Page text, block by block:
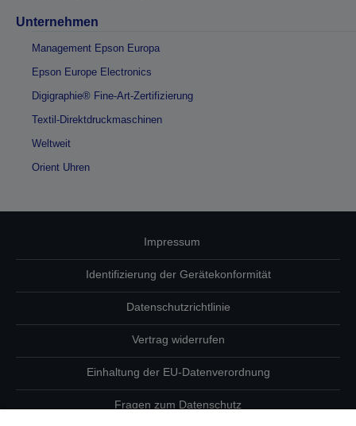
Unternehmen
Management Epson Europa
Epson Europe Electronics
Digigraphie® Fine-Art-Zertifizierung
Textil-Direktdruckmaschinen
Weltweit
Orient Uhren
Impressum
Identifizierung der Gerätekonformität
Datenschutzrichtlinie
Vertrag widerrufen
Einhaltung der EU-Datenverordnung
Fragen zum Datenschutz